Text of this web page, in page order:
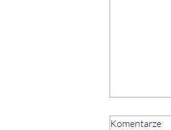
Komentarze